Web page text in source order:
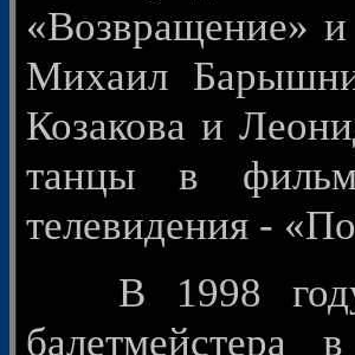
«Возвращение»
Михаил
Козакова и
танцы в
телевидения -
В 1998 году
балетмейстера